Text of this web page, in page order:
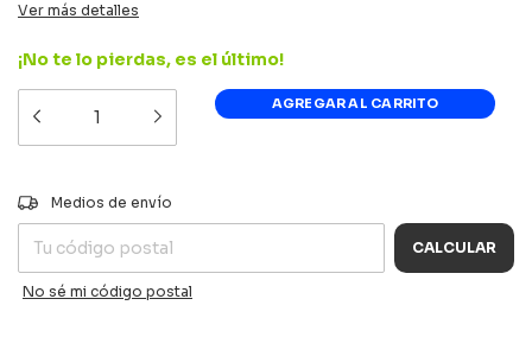
Ver más detalles
¡No te lo pierdas, es el último!
Entregas para el CP:
Medios de envío
CALCULAR
No sé mi código postal